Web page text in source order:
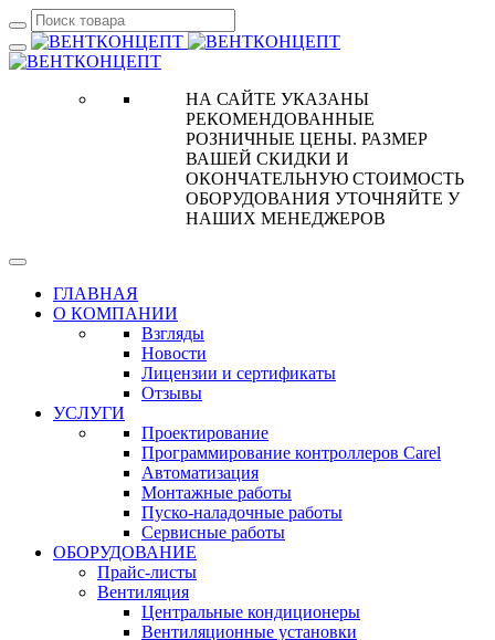
НА САЙТЕ УКАЗАНЫ
РЕКОМЕНДОВАННЫЕ
РОЗНИЧНЫЕ ЦЕНЫ. РАЗМЕР
ВАШЕЙ СКИДКИ И
ОКОНЧАТЕЛЬНУЮ СТОИМОСТЬ
ОБОРУДОВАНИЯ УТОЧНЯЙТЕ У
НАШИХ МЕНЕДЖЕРОВ
ГЛАВНАЯ
О КОМПАНИИ
Взгляды
Новости
Лицензии и сертификаты
Отзывы
УСЛУГИ
Проектирование
Программирование контроллеров Carel
Автоматизация
Монтажные работы
Пуско-наладочные работы
Сервисные работы
ОБОРУДОВАНИЕ
Прайс-листы
Вентиляция
Центральные кондиционеры
Вентиляционные установки